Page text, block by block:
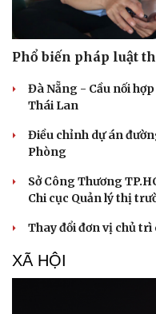
Phổ biến pháp luật
Đà Nẵng - Cầu nối
Thái Lan
Điều chỉnh dự án
Phòng
Sở Công Thương
Chi cục Quản lý thị
Thay đổi đơn vị chủ trì
XÃ HỘI